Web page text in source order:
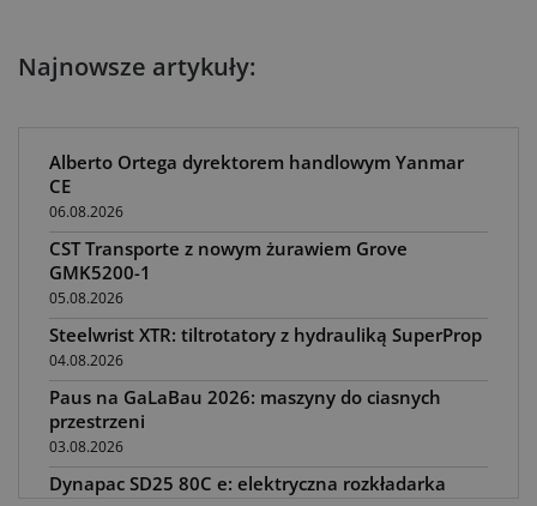
Najnowsze artykuły:
Alberto Ortega dyrektorem handlowym Yanmar
CE
06.08.2026
CST Transporte z nowym żurawiem Grove
GMK5200-1
05.08.2026
Steelwrist XTR: tiltrotatory z hydrauliką SuperProp
04.08.2026
Paus na GaLaBau 2026: maszyny do ciasnych
przestrzeni
03.08.2026
Dynapac SD25 80C e: elektryczna rozkładarka